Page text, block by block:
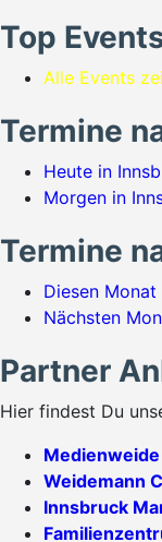
Top
Alle Events
Termine
Heute in
Morgen in
Termine
Diesen
Nächsten
Partner
Hier findest Du
Medienweide
Weidemann
Innsbruck